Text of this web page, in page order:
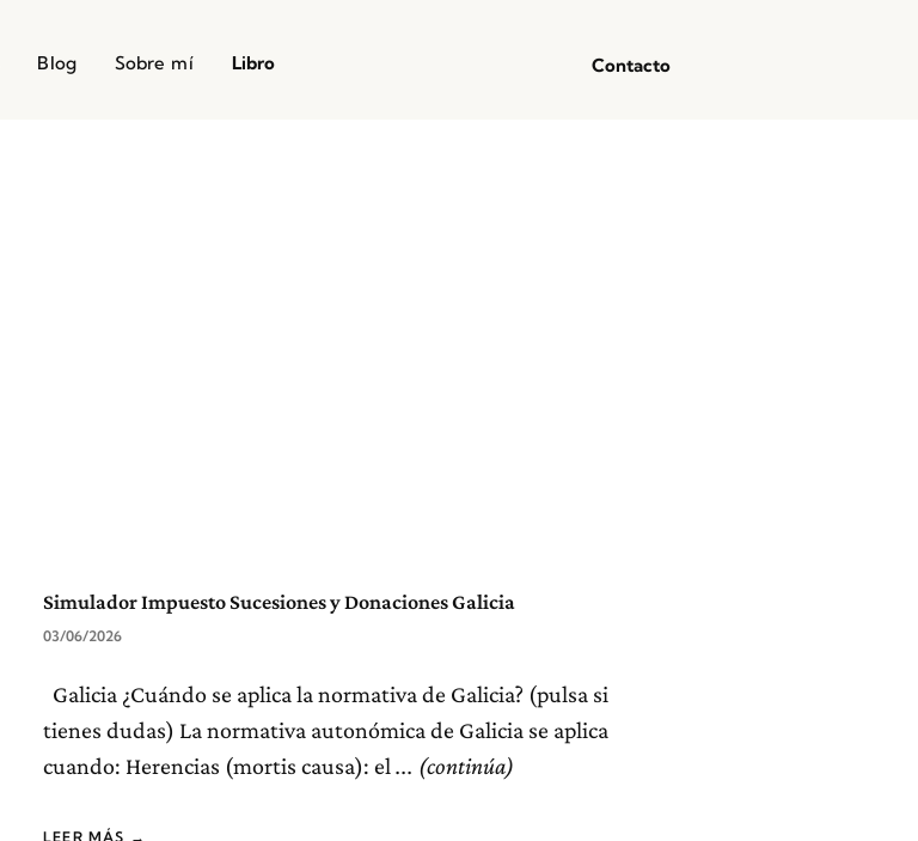
Blog Sobre mí Libro Contacto
Simulador Impuesto Sucesiones y Donaciones Galicia
03/06/2026
Galicia ¿Cuándo se aplica la normativa de Galicia? (pulsa si
tienes dudas) La normativa autonómica de Galicia se aplica
cuando: Herencias (mortis causa): el
LEER MÁS →